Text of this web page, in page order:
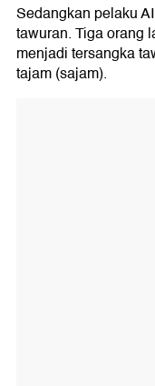
Sedangkan pelaku
tawuran. Tiga orang
menjadi tersangka
tajam (sajam).